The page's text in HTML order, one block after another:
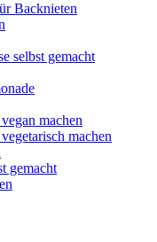
Backnieten
selbst gemacht
machen
machen
gemacht